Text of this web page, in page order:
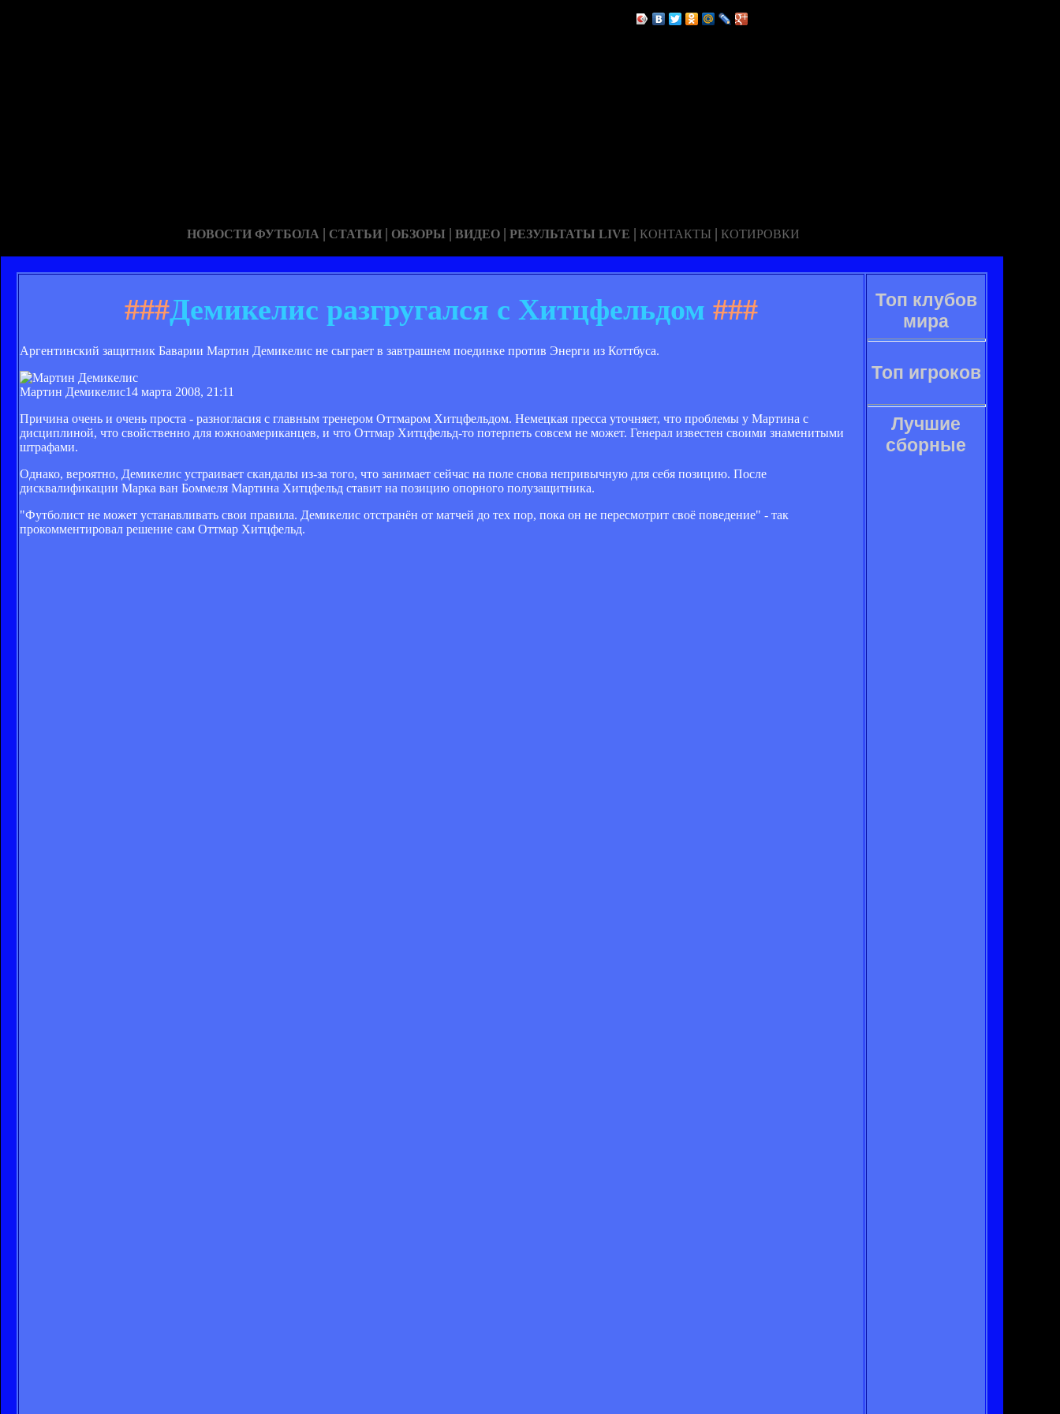
НОВОСТИ ФУТБОЛА | СТАТЬИ | ОБЗОРЫ | ВИДЕО | РЕЗУЛЬТАТЫ LIVE | КОНТАКТЫ | КОТИРОВКИ
###Демикелис разгругался с Хитцфельдом ###
Аргентинский защитник Баварии Мартин Демикелис не сыграет в завтрашнем поединке против Энерги из Коттбуса.
Мартин Демикелис14 марта 2008, 21:11
Причина очень и очень проста - разногласия с главным тренером Оттмаром Хитцфельдом. Немецкая пресса уточняет, что проблемы у Мартина с
дисциплиной, что свойственно для южноамериканцев, и что Оттмар Хитцфельд-то потерпеть совсем не может. Генерал известен своими знаменитыми
штрафами.
Однако, вероятно, Демикелис устраивает скандалы из-за того, что занимает сейчас на поле снова непривычную для себя позицию. После
дисквалификации Марка ван Боммеля Мартина Хитцфельд ставит на позицию опорного полузащитника.
"Футболист не может устанавливать свои правила. Демикелис отстранён от матчей до тех пор, пока он не пересмотрит своё поведение" - так
прокомментировал решение сам Оттмар Хитцфельд.
Топ клубов
мира
Топ игроков
Лучшие
сборные